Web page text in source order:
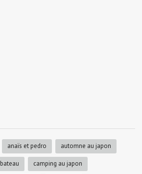
anaïs et pedro automne au japon
bateau camping au japon